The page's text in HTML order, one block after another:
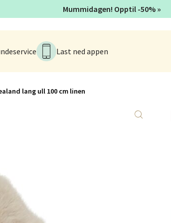
Last ned appen
lang ull 100 cm linen
Mummidagen! Opptil -50% »
- Thon Senter Kanebogen
5, 9411 Harstad
og Sandnes - Kilden Senter